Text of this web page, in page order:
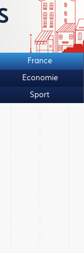
France
Economie
Sport